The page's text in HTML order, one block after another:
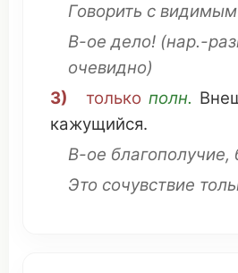
Говорить с видимым
В-оедело! (нар.-
очевидно)
3)
только полн.
кажущийся.
В-ое благополучие,
Это сочувствие